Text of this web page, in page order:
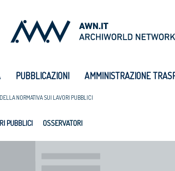
PUBBLICAZIONI AMMINISTRAZIONE
NORMATIVA SUI LAVORI PUBBLICI
PUBBLICI OSSERVATORI